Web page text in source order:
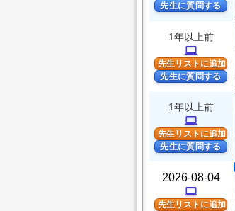
先生に質問する
1年以上前
computer
先生リストに追加
先生に質問する
1年以上前
computer
先生リストに追加
先生に質問する
2026-08-04
computer
先生リストに追加